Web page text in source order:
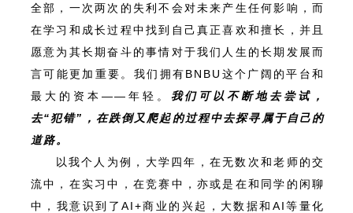
全部，一次两次的失利不会对未来产生任何影响，而
在学习和成长过程中找到自己真正喜欢和擅长，并且
愿意为其长期奋斗的事情对于我们人生的长期发展而
言可能更加重要。我们拥有BNBU这个广阔的平台和
最大的资本——年轻。 我们可以不断地去尝试，
去“犯错”，在跌倒又爬起的过程中去探寻属于自己的
道路。
以我个人为例，大学四年，在无数次和老师的交
流中，在实习中，在竞赛中，亦或是在和同学的闲聊
中，我意识到了AI+商业的兴起，大数据和AI等量化